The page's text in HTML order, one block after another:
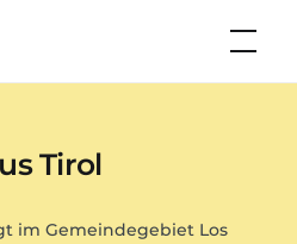
Tirol
im Gemeindegebiet Los